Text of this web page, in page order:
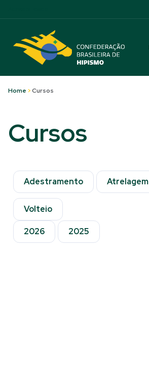
Home >Cursos
Cursos
Adestramento Atrelagem
Volteio
2026 2025